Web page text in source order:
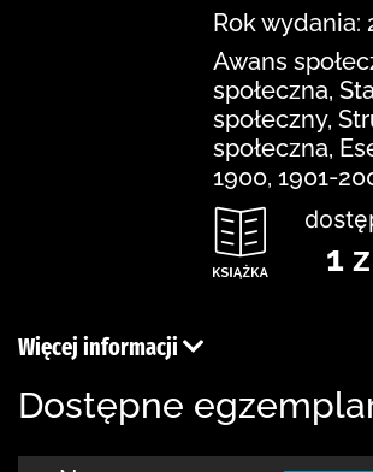
Rok wydania:
Awans
społeczna,
społeczny,
społeczna,
1900, 1901-
1
Więcej informacji
Dostępne